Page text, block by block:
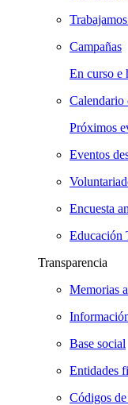
Campañas
En curso e
Calendario
Próximos
Eventos
Encuesta
Educación
Transparencia
Memorias
Base social
Entidades
Códigos